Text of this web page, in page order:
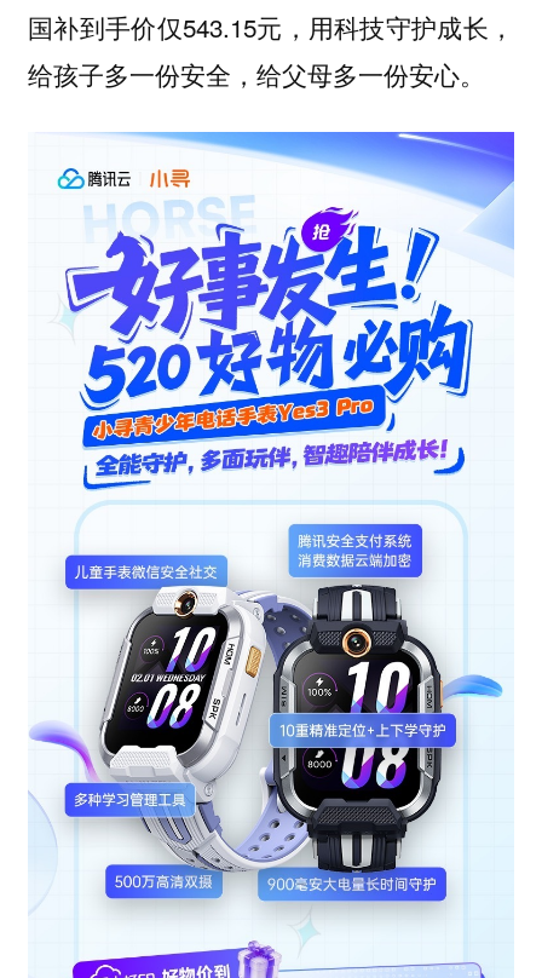
国补到手价仅543.15元，用科技守护成长，
给孩子多一份安全，给父母多一份安心。